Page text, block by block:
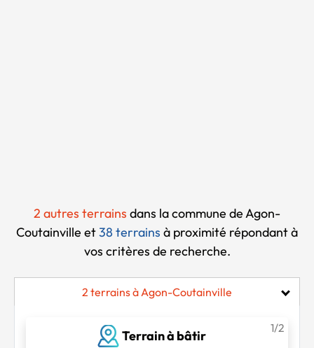
2 autres terrains dans la commune de Agon-
Coutainville et38 terrains à proximité répondant à
vos critères de recherche.
2 terrains à Agon-Coutainville
Terrain à bâtir
1/2